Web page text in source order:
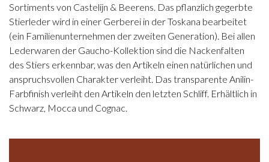
Sortiments von Castelijn & Beerens. Das pflanzlich gegerbte
Stierleder wird in einer Gerberei in der Toskana bearbeitet
(ein Familienunternehmen der zweiten Generation). Bei allen
Lederwaren der Gaucho-Kollektion sind die Nackenfalten
des Stiers erkennbar, was den Artikeln einen natürlichen und
anspruchsvollen Charakter verleiht. Das transparente Anilin-
Farbfinish verleiht den Artikeln den letzten Schliff. Erhältlich in
Schwarz, Mocca und Cognac.